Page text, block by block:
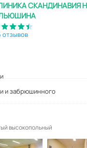
СКАНДИНАВИЯ
отзывов
и забрюшинного
высокопольный